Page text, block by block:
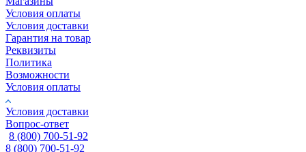
Условия оплаты
Условия доставки
Гарантия на товар
Реквизиты
Политика
Возможности
Условия оплаты
Условия доставки
Вопрос-ответ
8 (800) 700-51-92
8 (800) 700-51-92